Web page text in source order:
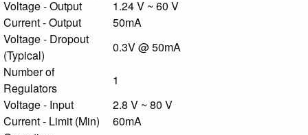
Voltage - Output
1.24 V ~ 60 V
Current - Output
50mA
Voltage - Dropout
(Typical)
0.3V @ 50mA
Number of
Regulators
1
Voltage - Input
2.8 V ~ 80 V
Current - Limit (Min)
60mA